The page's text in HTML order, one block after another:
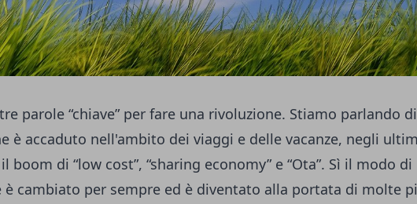
parole “chiave” per fare una rivoluzione. Stiamo parlando di
è accaduto nell'ambito dei viaggi e delle vacanze, negli
boom di “low cost”, “sharing economy” e “Ota”. Sì il modo di
è cambiato per sempre ed è diventato alla portata di molte